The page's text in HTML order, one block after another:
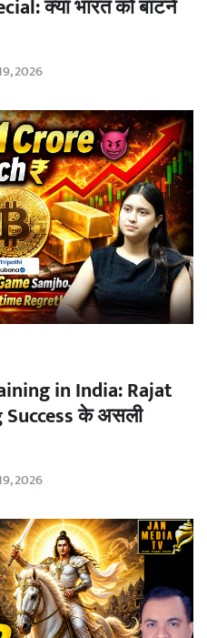
क्या भारत को बांटने
2026
in India: Rajat
Success के असली
2026